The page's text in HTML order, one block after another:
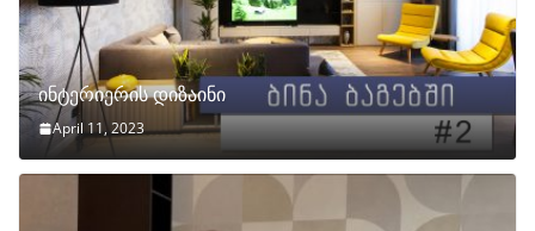
ინტერიერის დიზაინი
April 11, 2023